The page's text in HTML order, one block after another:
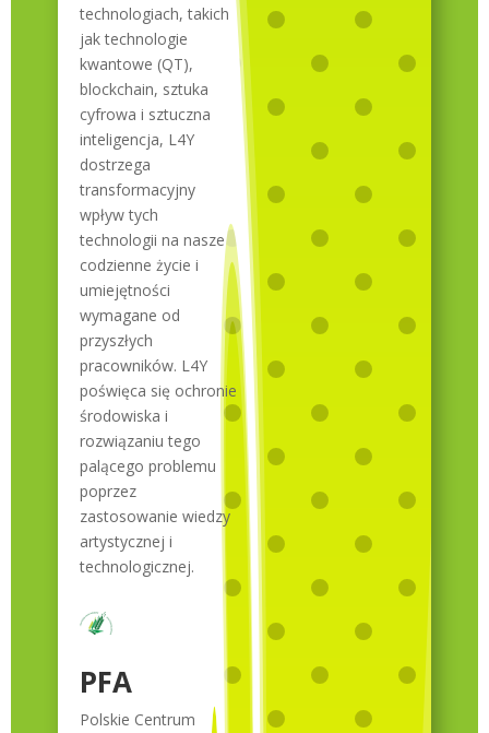
technologiach, takich
jak technologie
kwantowe (QT),
blockchain, sztuka
cyfrowa i sztuczna
inteligencja, L4Y
dostrzega
transformacyjny
wpływ tych
technologii na nasze
codzienne życie i
umiejętności
wymagane od
przyszłych
pracowników. L4Y
poświęca się ochronie
środowiska i
rozwiązaniu tego
palącego problemu
poprzez
zastosowanie wiedzy
artystycznej i
technologicznej.
PFA
Polskie Centrum